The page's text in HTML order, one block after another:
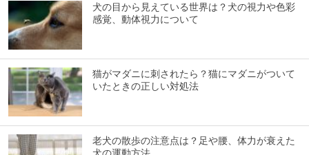
犬の目から見えている世界は？犬の視力や色彩
感覚、動体視力について
猫がマダニに刺されたら？猫にマダニがついて
いたときの正しい対処法
老犬の散歩の注意点は？足や腰、体力が衰えた